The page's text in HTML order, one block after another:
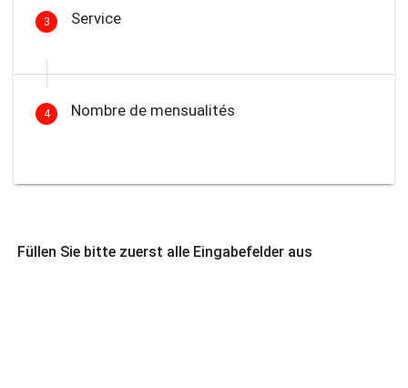
3 Service
4 Nombre de mensualités
Füllen Sie bitte zuerst alle Eingabefelder aus